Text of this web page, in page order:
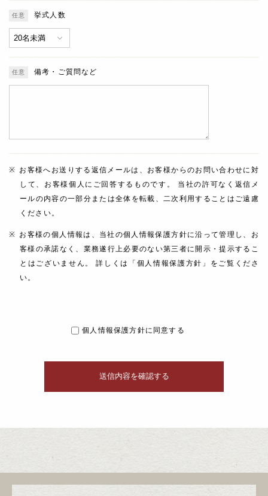
挙式人数
備考・ご質問など
お客様へお送りする返信メールは、お客様からのお問い合わせに対
して、お客様個人にご回答するものです。 当社の許可なく返信メ
ールの内容の一部分または全体を転載、二次利用することはご遠慮
ください。
お客様の個人情報は、当社の個人情報保護方針に沿って管理し、お
客様の承諾なく、業務遂行上必要のない第三者に開示・提示するこ
とはございません。 詳しくは「個人情報保護方針」をご覧くださ
い。
個人情報保護方針に同意する